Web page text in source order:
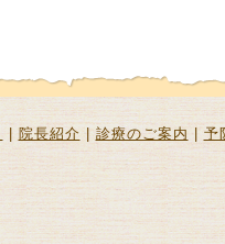
| 院長紹介 | 診療のご案内 | 予